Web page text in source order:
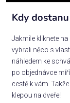
Kdy
Jakmile kliknete
vybrali něco s
náhledem ke
po objednávce
cestě k vám.
klepou na dveře!